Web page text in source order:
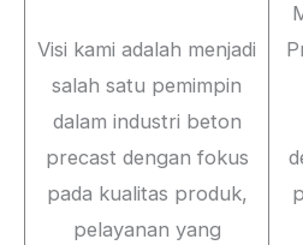
Visi kami adalah menjadi
salah satu pemimpin
dalam industri beton
precast dengan fokus
pada kualitas produk,
pelayanan yang